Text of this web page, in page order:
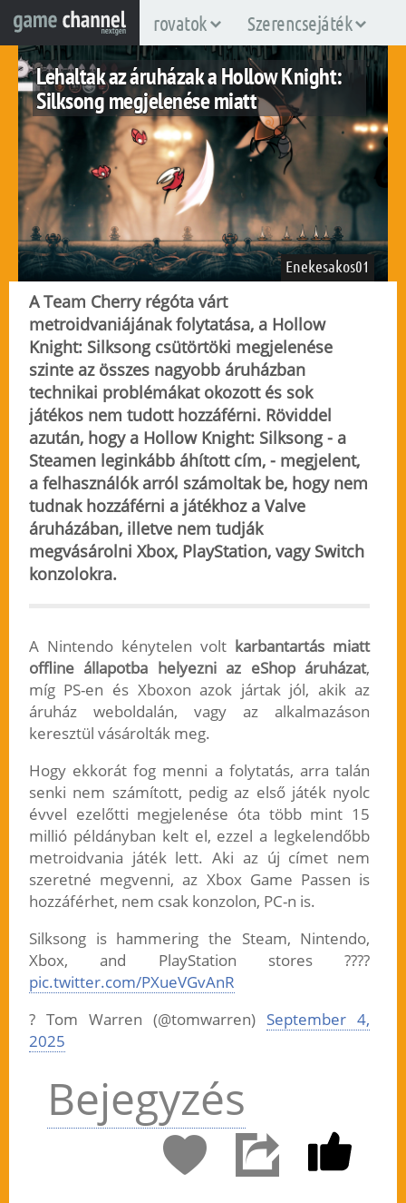
rovatok Szerencsejáték
Lehaltak az áruházak a Hollow Knight:
Silksong megjelenése miatt
linux mac nintendo-switch nintendo-switch2 pc
ps4 ps5 xboxone xboxsx
2025. szeptember 5. 4.256
Enekesakos01
A Team Cherry régóta várt
metroidvaniájának folytatása, a Hollow
Knight: Silksong csütörtöki megjelenése
szinte az összes nagyobb áruházban
technikai problémákat okozott és sok
játékos nem tudott hozzáférni. Röviddel
azután, hogy a Hollow Knight: Silksong - a
Steamen leginkább áhított cím, - megjelent,
a felhasználók arról számoltak be, hogy nem
tudnak hozzáférni a játékhoz a Valve
áruházában, illetve nem tudják
megvásárolni Xbox, PlayStation, vagy Switch
konzolokra.
A Nintendo kénytelen volt karbantartás miatt
offline állapotba helyezni az eShop áruházat,
míg PS-en és Xboxon azok jártak jól, akik az
áruház weboldalán, vagy az alkalmazáson
keresztül vásárolták meg.
Hogy ekkorát fog menni a folytatás, arra talán
senki nem számított, pedig az első játék nyolc
évvel ezelőtti megjelenése óta több mint 15
millió példányban kelt el, ezzel a legkelendőbb
metroidvania játék lett. Aki az új címet nem
szeretné megvenni, az Xbox Game Passen is
hozzáférhet, nem csak konzolon, PC-n is.
Silksong is hammering the Steam, Nintendo,
Xbox, and PlayStation stores ????
pic.twitter.com/PXueVGvAnR
? Tom Warren (@tomwarren) September 4,
2025
Bejegyzés